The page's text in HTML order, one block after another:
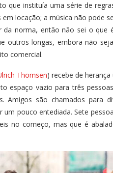
que instituía uma série de
locação; a música não pode
norma, então não sei o que
outros longas, embora não
comercial.
Thomsen) recebe de
espaço vazio para três
Amigos são chamados para
pouco entediada. Sete
no começo, mas que é